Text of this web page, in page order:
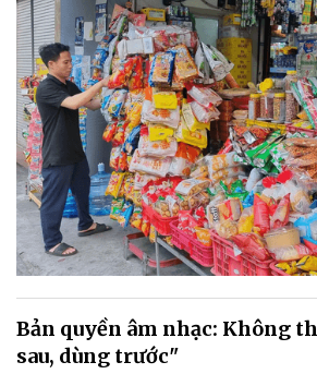
Bản quyền âm nhạc: Không
sau, dùng trước"